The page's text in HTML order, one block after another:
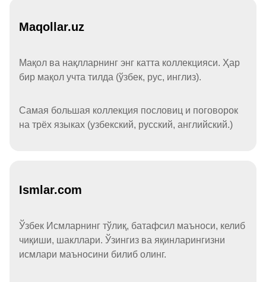
Maqollar.uz
Мақол ва нақлларнинг энг катта коллекцияси. Ҳар
бир мақол учта тилда (ўзбек, рус, инглиз).
Самая большая коллекция пословиц и поговорок
на трёх языках (узбекский, русский, английский.)
Ismlar.com
Ўзбек Исмларнинг тўлиқ, батафсил маъноси, келиб
чиқиши, шакллари. Ўзингиз ва яқинларингизни
исмлари маъносини билиб олинг.